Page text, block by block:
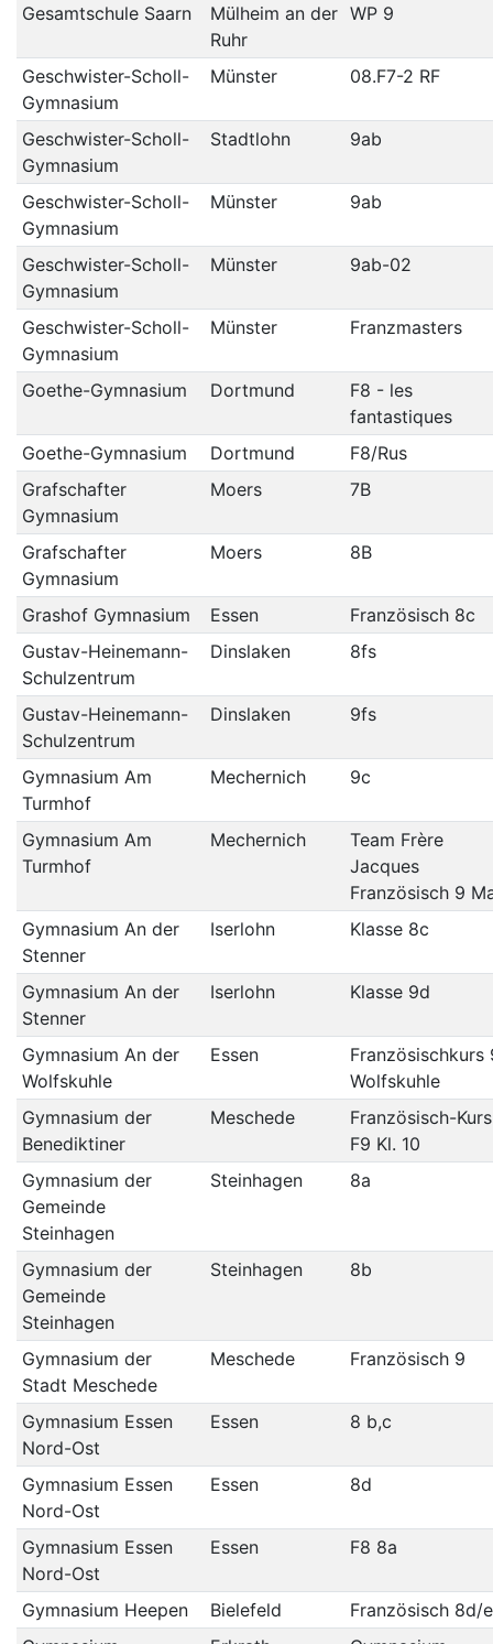
Gesamtschule Saarn
Mülheim an der
Ruhr
WP 9
Geschwister-Scholl-
Gymnasium
Münster 08.F7-2 RF
Geschwister-Scholl-
Gymnasium
Stadtlohn 9ab
Geschwister-Scholl-
Gymnasium
Münster 9ab
Geschwister-Scholl-
Gymnasium
Münster 9ab-02
Geschwister-Scholl-
Gymnasium
Münster Franzmasters
Goethe-Gymnasium Dortmund
F8 - les
fantastiques
Goethe-Gymnasium
Dortmund
F8/Rus
Grafschafter
Gymnasium
Moers 7B
Grafschafter
Gymnasium
Moers 8B
Grashof Gymnasium Essen
Französisch 8c
Gustav-Heinemann-
Schulzentrum
Dinslaken 8fs
Gustav-Heinemann-
Schulzentrum
Dinslaken 9fs
Gymnasium Am
Turmhof
Mechernich 9c
Gymnasium Am
Turmhof
Mechernich
Team Frère
Jacques
Französisch 9
Gymnasium An der
Stenner
Iserlohn Klasse 8c
Gymnasium An der
Stenner
Iserlohn Klasse 9d
Gymnasium An der
Wolfskuhle
Essen
Französischkurs
Wolfskuhle
Gymnasium der
Benediktiner
Meschede
Französisch-Kurs
F9 Kl. 10
Gymnasium der
Gemeinde
Steinhagen
Steinhagen 8a
Gymnasium der
Gemeinde
Steinhagen
Steinhagen 8b
Gymnasium der
Stadt Meschede
Meschede Französisch 9
Gymnasium Essen
Nord-Ost
Essen 8 b,c
Gymnasium Essen
Nord-Ost
Essen 8d
Gymnasium Essen
Nord-Ost
Essen F8 8a
Gymnasium Heepen Bielefeld
Französisch 8d/e